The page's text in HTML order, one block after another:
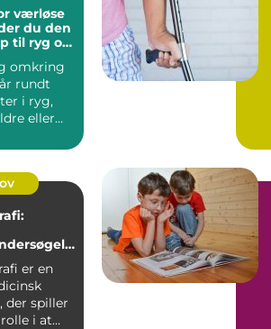
værløse
du den
til ryg og
omkring
rundt
i ryg,
eller
er en
der spiller
i at